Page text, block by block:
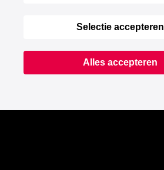
Selectie accepteren
Alles accepteren